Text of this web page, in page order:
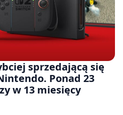
sprzedającą się
Ponad 23
w 13 miesięcy